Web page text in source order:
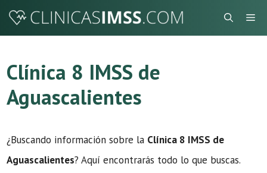
Saltar
Clínica 8 IMSS de
Aguascalientes
¿Buscando información sobre la Clínica 8 IMSS de
Aguascalientes? Aquí encontrarás todo lo que buscas.